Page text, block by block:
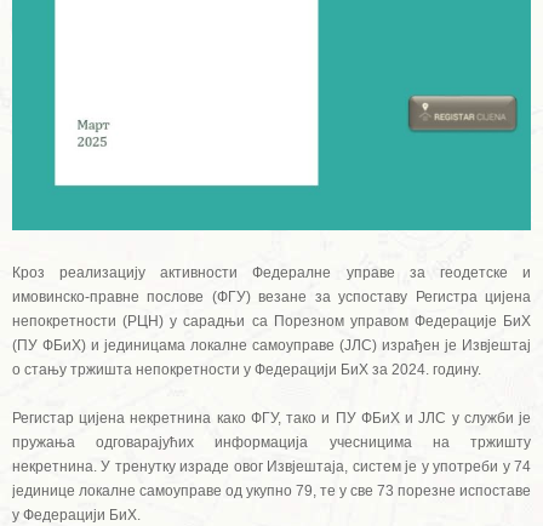
Кроз реализацију активности Федералне управе за геодетске и
имовинско-правне послове (ФГУ) везане за успоставу Регистра цијена
непокретности (РЦН) у сарадњи са Порезном управом Федерације БиХ
(ПУ ФБиХ) и јединицама локалне самоуправе (ЈЛС) израђен је Извјештај
о стању тржишта непокретности у Федерацији БиХ за 2024. годину.
Регистар цијена некретнина како ФГУ, тако и ПУ ФБиХ и ЈЛС у служби је
пружања одговарајућих информација учесницима на тржишту
некретнина. У тренутку израде овог Извјештаја, систем је у употреби у 74
јединице локалне самоуправе од укупно 79, те у све 73 порезне испоставе
у Федерацији БиХ.